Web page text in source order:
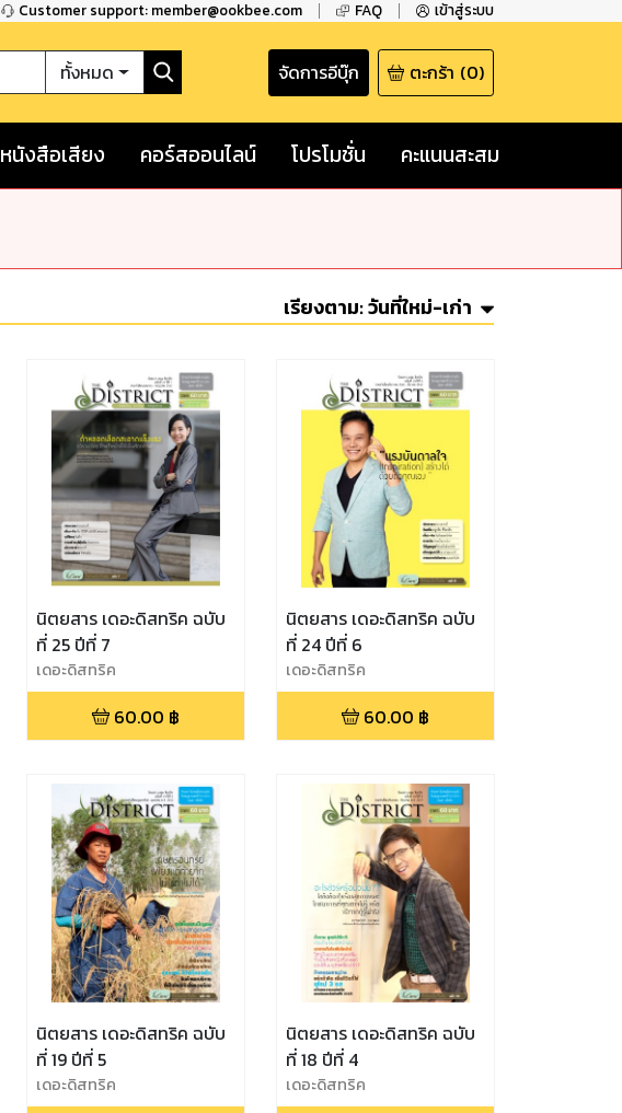
Customer support: member@ookbee.com FAQ เข้าสู่ระบบ
ทั้งหมด จัดการอีบุ๊ก ตะกร้า (0)
หนังสือเสียง คอร์สออนไลน์ โปรโมชั่น คะแนนสะสม
เรียงตาม:วันที่ใหม่-เก่า
นิตยสาร เดอะดิสทริค ฉบับ
ที่ 25 ปีที่ 7
เดอะดิสทริค
60.00 ฿
นิตยสาร เดอะดิสทริค ฉบับ
ที่ 24 ปีที่ 6
เดอะดิสทริค
60.00 ฿
นิตยสาร เดอะดิสทริค ฉบับ
ที่ 19 ปีที่ 5
เดอะดิสทริค
นิตยสาร เดอะดิสทริค ฉบับ
ที่ 18 ปีที่ 4
เดอะดิสทริค